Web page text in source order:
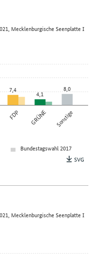
FDP GRÜNE Sonstige
7,4 4,1
8,0
Mecklenburgische Seenplatte I
Bundestagswahl 2017
SVG
Mecklenburgische Seenplatte I